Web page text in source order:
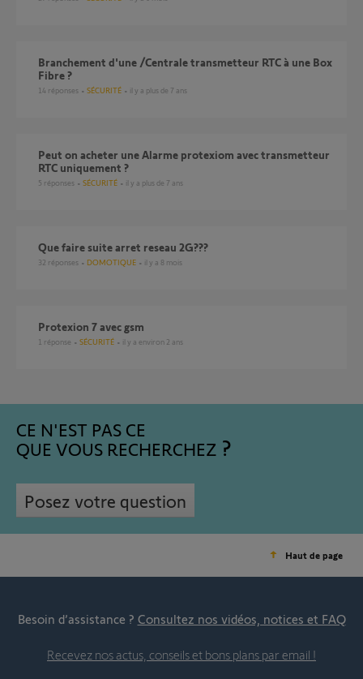
Branchement d'une /Centrale transmetteur RTC à une Box
Fibre ?
14 réponses SÉCURITÉ il y a plus de 7 ans
Peut on acheter une Alarme protexiom avec transmetteur
RTC uniquement ?
5 réponses SÉCURITÉ il y a plus de 7 ans
que faire suite arret reseau 2G???
32 réponses DOMOTIQUE il y a 8 mois
Protexion 7 avec gsm
1 réponse SÉCURITÉ il y a environ 2 ans
CE N'EST PAS CE
QUE VOUS RECHERCHEZ
Posez votre question
Haut de page
Besoin d’assistance ? Consultez nos vidéos, notices et FAQ
Recevez nos actus, conseils et bons plans par email !